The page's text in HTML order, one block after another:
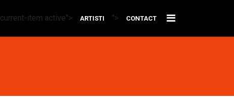
current-item active"> ARTISTI "> CONTACT